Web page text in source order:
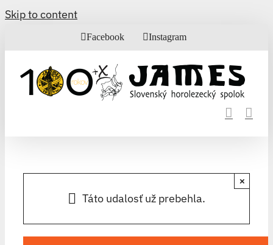
Skip to content
Facebook Instagram
Táto udalosť už prebehla.
×